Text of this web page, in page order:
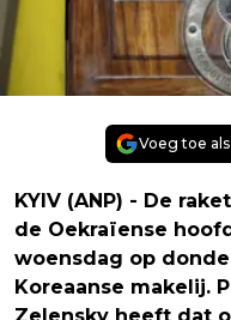
Voeg toe
KYIV (ANP) - De
de Oekraïense
woensdag op
Koreaanse makelij.
Zelensky heeft dat